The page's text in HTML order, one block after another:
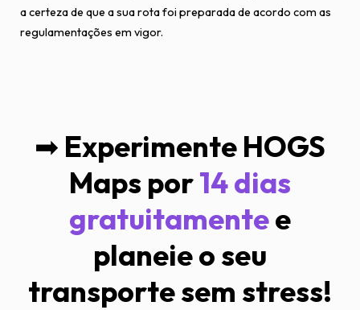
a certeza de que a sua rota foi preparada de acordo com as
regulamentações em vigor.
➡ Experimente HOGS
Maps por14 dias
gratuitamentee
planeie o seu
transporte sem stress!